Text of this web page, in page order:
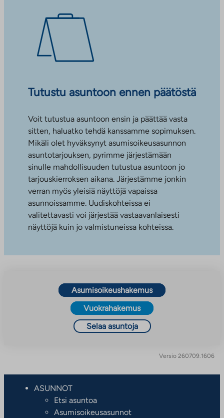
Tutustu asuntoon ennen päätöstä
Voit tutustua asuntoon ensin ja päättää vasta
sitten, haluatko tehdä kanssamme sopimuksen.
Mikäli olet hyväksynyt asumisoikeusasunnon
asuntotarjouksen, pyrimme järjestämään
sinulle mahdollisuuden tutustua asuntoon jo
tarjouskierroksen aikana. Järjestämme jonkin
verran myös yleisiä näyttöjä vapaissa
asunnoissamme. Uudiskohteissa ei
valitettavasti voi järjestää vastaavanlaisesti
näyttöjä kuin jo valmistuneissa kohteissa.
Asumisoikeushakemus
Vuokrahakemus
Selaa asuntoja
Versio 260709.1606
ASUNNOT
Etsi asuntoa
Asumisoikeusasunnot